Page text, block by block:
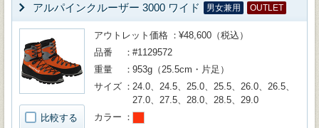
アルパインクルーザー 3000 ワイド 男女兼用 OUTLET
比較する
アウトレット価格
¥48,600（税込）
品番
#1129572
重量
953g（25.5cm・片足）
サイズ
24.0、24.5、25.0、25.5、26.0、26.5、
27.0、27.5、28.0、28.5、29.0
カラー